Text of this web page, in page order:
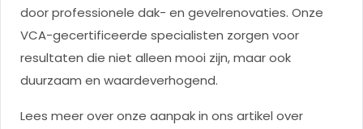
door professionele dak- en gevelrenovaties. Onze
VCA-gecertificeerde specialisten zorgen voor
resultaten die niet alleen mooi zijn, maar ook
duurzaam en waardeverhogend.
Lees meer over onze aanpak in ons artikel over